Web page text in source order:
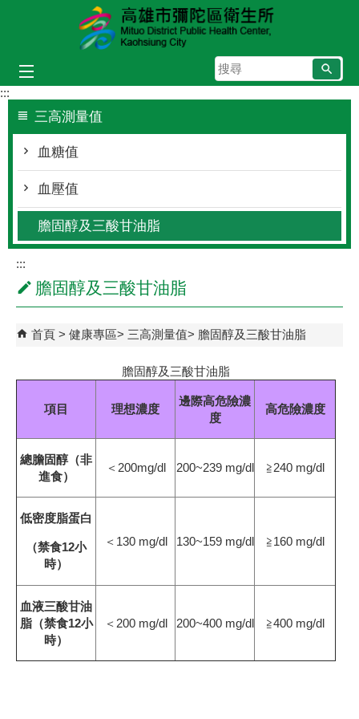
跳到主要內容區塊
搜
尋
:::
三高測量值
血糖值
血壓值
膽固醇及三酸甘油脂
:::
膽固醇及三酸甘油脂
首頁 健康專區 三高測量值 膽固醇及三酸甘油脂
膽固醇及三酸甘油脂
項目 理想濃度
邊際高危險濃
度
高危險濃度
總膽固醇（非
進食）
＜ 200mg/dl 200~239 mg/dl ≧240 mg/dl
低密度脂蛋白
（禁食12小
時）
＜ 130 mg/dl 130~159 mg/dl ≧160 mg/dl
血液三酸甘油
脂（禁食12小
時）
＜ 200 mg/dl 200~400 mg/dl ≧400 mg/dl